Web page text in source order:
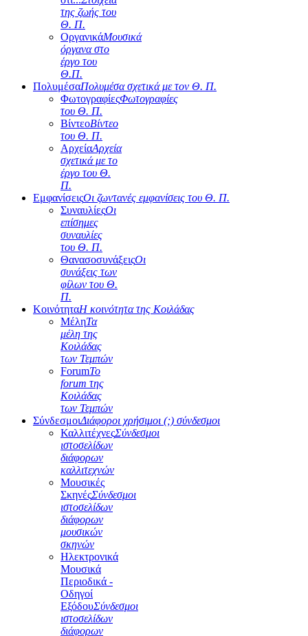
της ζωής του
Θ. Π.
ΟργανικάΜουσικά
όργανα στο
έργο του
Θ.Π.
ΠολυμέσαΠολυμέσα σχετικά με τον Θ. Π.
ΦωτογραφίεςΦωτογραφίες
του Θ. Π.
ΒίντεοΒίντεο
του Θ. Π.
ΑρχείαΑρχεία
σχετικά με το
έργο του Θ.
Π.
ΕμφανίσειςΟι ζωντανές εμφανίσεις του Θ. Π.
ΣυναυλίεςΟι
επίσημες
συναυλίες
του Θ. Π.
ΘανασοσυνάξειςΟι
συνάξεις των
φίλων του Θ.
Π.
ΚοινότηταΗ κοινότητα της Κοιλάδας
ΜέληΤα
μέλη της
Κοιλάδας
των Τεμπών
ForumΤο
forum της
Κοιλάδας
των Τεμπών
ΣύνδεσμοιΔιάφοροι χρήσιμοι (;) σύνδεσμοι
ΚαλλιτέχνεςΣύνδεσμοι
ιστοσελίδων
διάφορων
καλλιτεχνών
Μουσικές
ΣκηνέςΣύνδεσμοι
ιστοσελίδων
διάφορων
μουσικών
σκηνών
Ηλεκτρονικά
Μουσικά
Περιοδικά -
Οδηγοί
ΕξόδουΣύνδεσμοι
ιστοσελίδων
διάφορων